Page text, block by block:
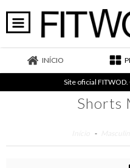
INÍCIO
Site oficial
Shorts
-